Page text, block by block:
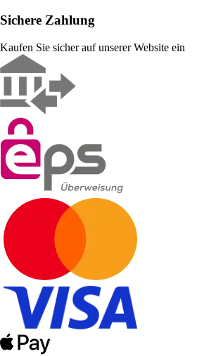
Sichere Zahlung
Kaufen Sie sicher auf unserer Website ein